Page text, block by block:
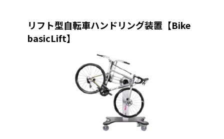
リフト型自転車ハンドリング装置【Bike
basicLift】